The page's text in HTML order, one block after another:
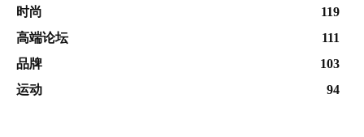
时尚
119
高端论坛
111
品牌
103
运动
94